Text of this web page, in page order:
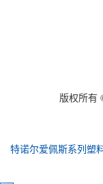
版权所有
特诺尔爱佩斯系列塑